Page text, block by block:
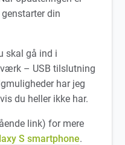
din
skal gå ind i
– USB tilslutning
har jeg
du heller ikke har.
link) for mere
S smartphone.